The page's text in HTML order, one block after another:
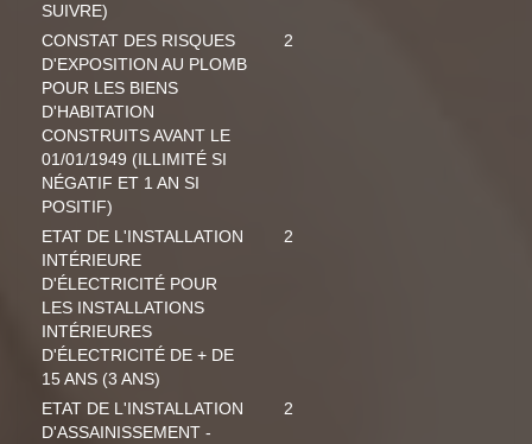
SUIVRE)
CONSTAT DES RISQUES
D'EXPOSITION AU PLOMB
POUR LES BIENS
D'HABITATION
CONSTRUITS AVANT LE
01/01/1949 (ILLIMITÉ SI
NÉGATIF ET 1 AN SI
POSITIF)
2
ETAT DE L'INSTALLATION
INTÉRIEURE
D'ÉLECTRICITÉ POUR
LES INSTALLATIONS
INTÉRIEURES
D'ÉLECTRICITÉ DE + DE
15 ANS (3 ANS)
2
ETAT DE L'INSTALLATION
D'ASSAINISSEMENT -
2